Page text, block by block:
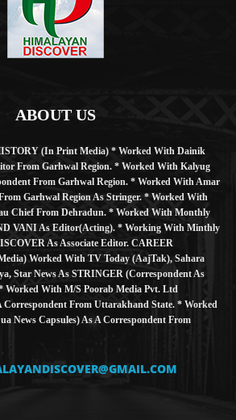
ABOUT US
(in Print Media) * Worked With Dainik
From Garhwal Region. * Worked With Kalyug
From Garhwal Region. * Worked With Amar
Garhwal Region As Stringer. * Worked With
Chief From Dehradun. * Worked With Monthly
VANI As Editor(Acting). * Working With Minthly
As Associate Editor. CAREER
Worked With TV Today (AajTak), Sahara
Star News As STRINGER (Correspondent As
Worked With M/S Poorab Media Pvt. Ltd
From Uttarakhand State. * Worked
News Capsules) As A Correspondent From